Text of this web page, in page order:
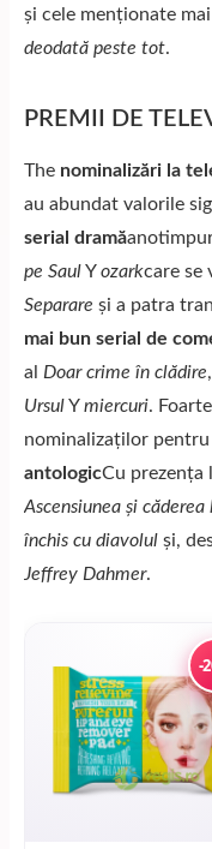
și cele menționate
deodată peste tot.
PREMII DE
The nominalizări la
au abundat valorile
serial dramă
pe SaulYozarkcare se
Separare și a patra
mai bun serial de
al Doar crime în clădire,
UrsulYmiercuri.
nominalizaților pentru
antologicCu prezența
Ascensiunea și
închis cu diavolul și,
Jeffrey Dahmer.
-